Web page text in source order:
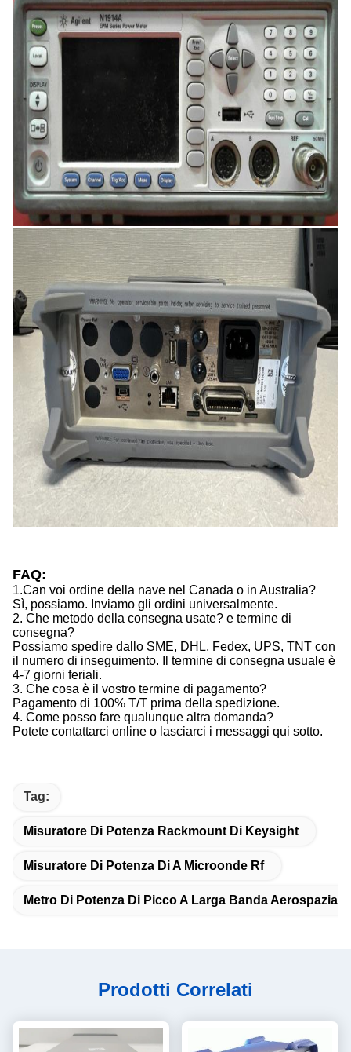
FAQ:
1.Can voi ordine della nave nel Canada o in Australia?
Sì, possiamo. Inviamo gli ordini universalmente.
2. Che metodo della consegna usate? e termine di
consegna?
Possiamo spedire dallo SME, DHL, Fedex, UPS, TNT con
il numero di inseguimento. Il termine di consegna usuale è
4-7 giorni feriali.
3. Che cosa è il vostro termine di pagamento?
Pagamento di 100% T/T prima della spedizione.
4. Come posso fare qualunque altra domanda?
Potete contattarci online o lasciarci i messaggi qui sotto.
Tag:
Misuratore Di Potenza Rackmount Di Keysight
Misuratore Di Potenza Di A Microonde Rf
Metro Di Potenza Di Picco A Larga Banda Aerospaziale
Prodotti Correlati